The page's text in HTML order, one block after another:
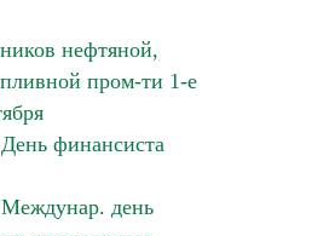
нефтяной,
пром-ти 1-е
финансиста
Междунар. день